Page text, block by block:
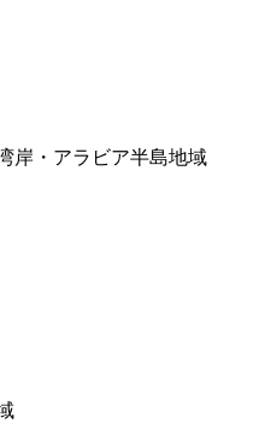
岸・アラビア半島地域